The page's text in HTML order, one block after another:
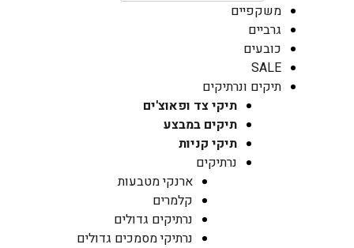
משקפיים
גרביים
כובעים
SALE
תיקים ונרתיקים
תיקי צד ופאוצ'ים
תיקים במבצע
תיקי קניות
נרתיקים
ארנקי מטבעות
קלמרים
נרתיקים גדולים
נרתיקי מסמכים גדולים